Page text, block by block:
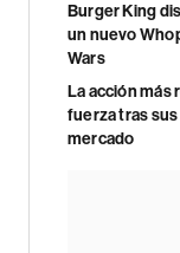
Burger King
un nuevo
Wars
La acción más
fuerza tras
mercado